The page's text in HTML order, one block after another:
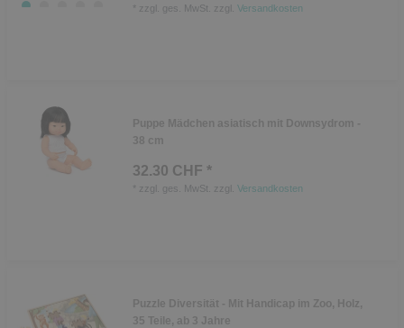
zzgl. ges. MwSt. zzgl. Versandkosten
Puppe Mädchen asiatisch mit Downsydrom -
38 cm
32.30 CHF *
zzgl. ges. MwSt. zzgl. Versandkosten
Puzzle Diversität - Mit Handicap im Zoo, Holz,
35 Teile, ab 3 Jahre